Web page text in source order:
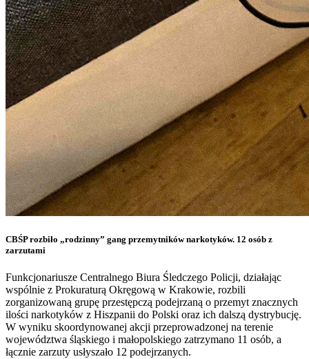
CBŚP rozbiło „rodzinny” gang przemytników narkotyków. 12 osób z
zarzutami
Funkcjonariusze Centralnego Biura Śledczego Policji, działając
wspólnie z Prokuraturą Okręgową w Krakowie, rozbili
zorganizowaną grupę przestępczą podejrzaną o przemyt znacznych
ilości narkotyków z Hiszpanii do Polski oraz ich dalszą dystrybucję.
W wyniku skoordynowanej akcji przeprowadzonej na terenie
województwa śląskiego i małopolskiego zatrzymano 11 osób, a
łącznie zarzuty usłyszało 12 podejrzanych.